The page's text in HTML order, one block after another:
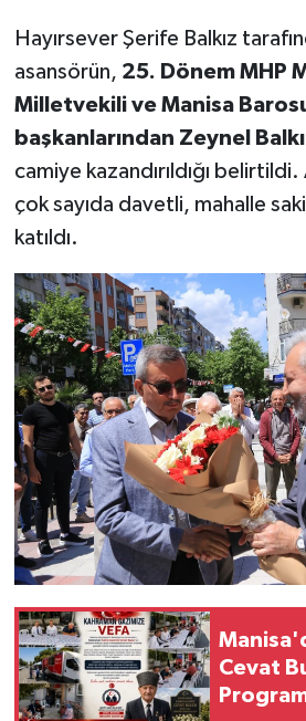
Hayırsever Şerife Balkız
asansörün, 25. Dönem MHP
Milletvekili ve Manisa
başkanlarından Zeynel
camiye kazandırıldığı belirtildi.
çok sayıda davetli, mahalle
katıldı.
Cevat